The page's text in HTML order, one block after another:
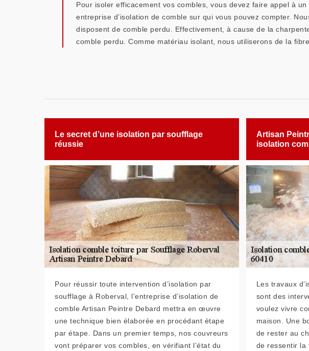
Pour isoler efficacement vos combles, vous devez faire appel à
entreprise d’isolation de comble sur qui vous pouvez compter.
disposent de comble perdu. Effectivement, à cause de la
comble perdu. Comme matériau isolant, nous utiliserons de la
Le secret d’une isolation par soufflage
réussie
Pour réussir toute intervention d’isolation par
soufflage à Roberval, l’entreprise d’isolation de
comble Artisan Peintre Debard mettra en œuvre
une technique bien élaborée en procédant étape
par étape. Dans un premier temps, nos couvreurs
vont préparer vos combles, en vérifiant l’état du
Artisan
isolation
Les travaux
sont des
voulez vivre
maison. Une
de rester au
de ressentir la